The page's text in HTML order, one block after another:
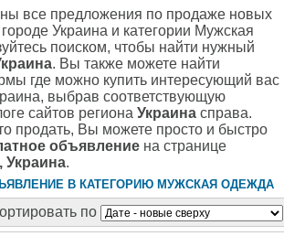
все предложения по продаже новых
Украина и категории Мужская
поиском, чтобы найти нужный
. Вы также можете найти
где можно купить интересующий вас
выбрав соответствующую
сайтов региона Украина справа.
продать, Вы можете просто и быстро
объявление на странице
Украина.
В КАТЕГОРИЮ МУЖСКАЯ ОДЕЖДА
по